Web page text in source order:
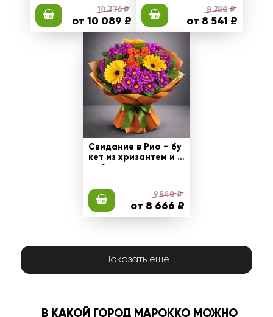
10 376 ₽
от 10 089 ₽
8 780 ₽
от 8 541 ₽
Свидание в Рио – бу
кет из хризантем и г
ербер
9 540 ₽
от 8 666 ₽
Показать еще
В КАКОЙ ГОРОД МАРОККО МОЖНО